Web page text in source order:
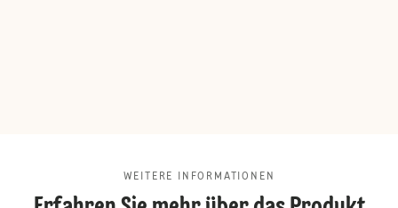
WEITERE INFORMATIONEN